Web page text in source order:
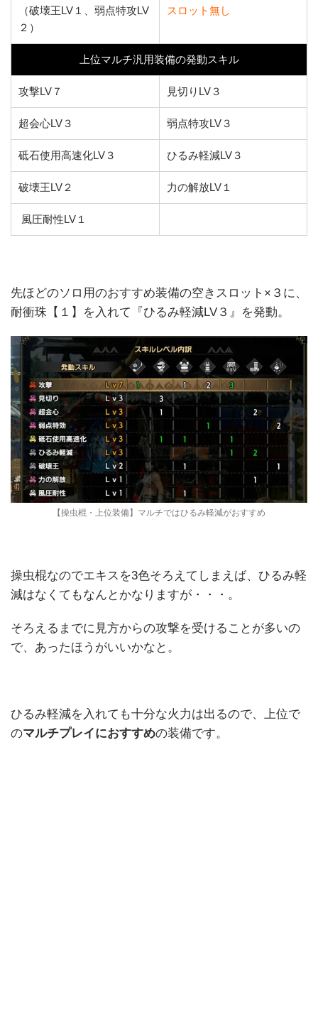
（破壊王LV１、弱点特攻LV
２）
スロット無し
上位マルチ汎用装備の発動スキル
攻撃LV７ 見切りLV３
超会心LV３ 弱点特攻LV３
砥石使用高速化LV３ ひるみ軽減LV３
破壊王LV２ 力の解放LV１
風圧耐性LV１
先ほどのソロ用のおすすめ装備の空きスロット×３に、
耐衝珠【１】を入れて『ひるみ軽減LV３』を発動。
【操虫棍・上位装備】マルチではひるみ軽減がおすすめ
操虫棍なのでエキスを3色そろえてしまえば、ひるみ軽
減はなくてもなんとかなりますが・・・。
そろえるまでに見方からの攻撃を受けることが多いの
で、あったほうがいいかなと。
ひるみ軽減を入れても十分な火力は出るので、上位で
のマルチプレイにおすすめの装備です。